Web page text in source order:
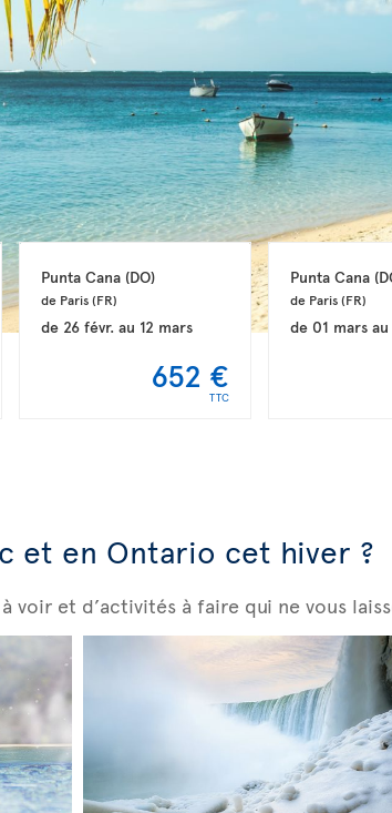
Punta Cana (DO)
de Paris (FR)
de 26 févr. au 12 mars
652 €
TTC
Punta Cana
de Paris (FR)
de 01 mars au
et en Ontario cet hiver ?
voir et d’activités à faire qui ne vous